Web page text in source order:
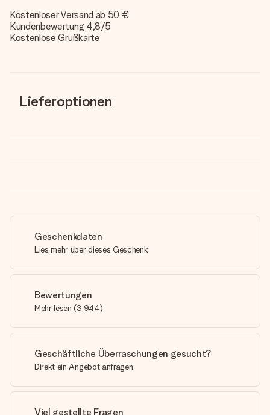
Kostenloser Versand ab 50 €
Kundenbewertung 4,8/5
Kostenlose Grußkarte
Lieferoptionen
Geschenkdaten
Lies mehr über dieses Geschenk
Bewertungen
Mehr lesen (3,944)
Geschäftliche Überraschungen gesucht?
Direkt ein Angebot anfragen
Viel gestellte Fragen